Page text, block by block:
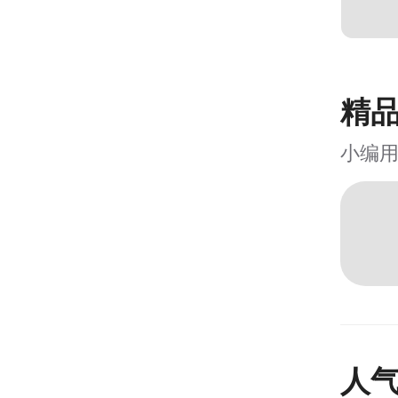
精
小编
人